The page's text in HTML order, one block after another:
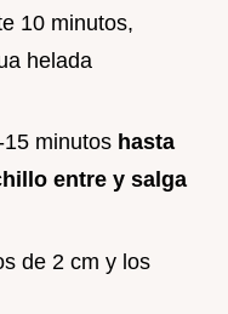
10 minutos,
helada
minutos hasta
entre y salga
de 2 cm y los